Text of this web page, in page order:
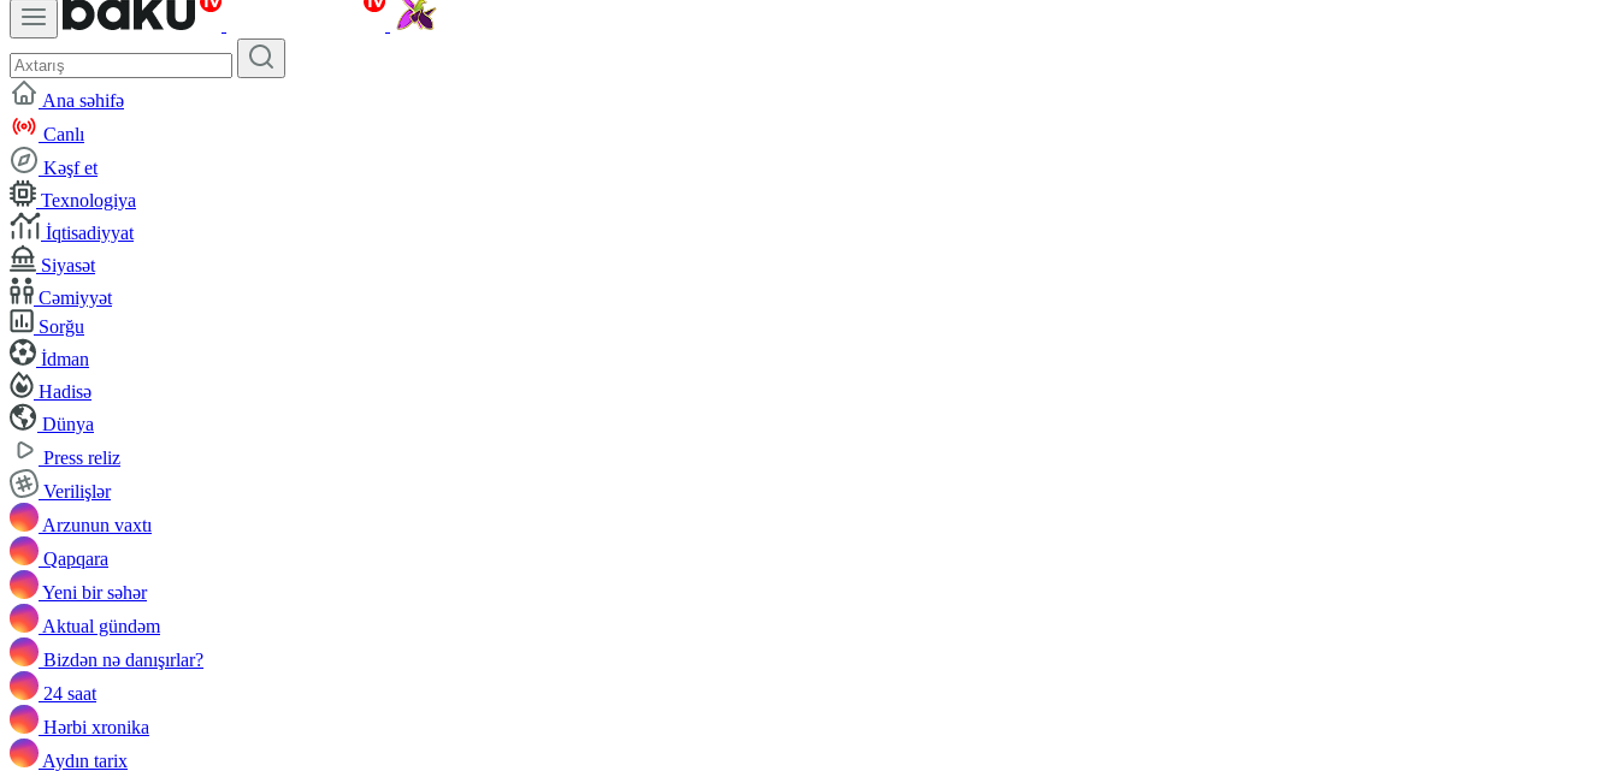
Ana səhifə
Canlı
Kəşf et
Texnologiya
İqtisadiyyat
Siyasət
Cəmiyyət
Sorğu
İdman
Hadisə
Dünya
Press reliz
Verilişlər
Arzunun vaxtı
Qapqara
Yeni bir səhər
Aktual gündəm
Bizdən nə danışırlar?
24 saat
Hərbi xronika
Aydın tarix